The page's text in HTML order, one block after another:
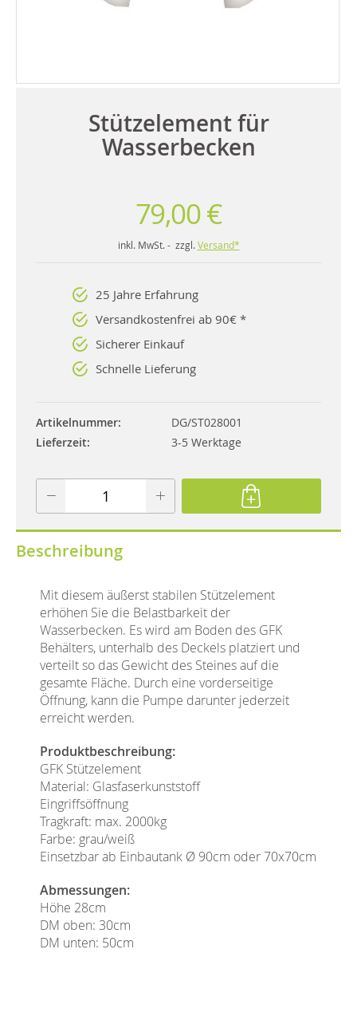
Stützelement für
Wasserbecken
79,00 €
inkl. MwSt. - zzgl. Versand*
25 Jahre Erfahrung
Versandkostenfrei ab 90€ *
Sicherer Einkauf
Schnelle Lieferung
Artikelnummer
DG/ST028001
Lieferzeit
3-5 Werktage
Beschreibung
Mit diesem äußerst stabilen Stützelement
erhöhen Sie die Belastbarkeit der
Wasserbecken. Es wird am Boden des GFK
Behälters, unterhalb des Deckels platziert und
verteilt so das Gewicht des Steines auf die
gesamte Fläche. Durch eine vorderseitige
Öffnung, kann die Pumpe darunter jederzeit
erreicht werden.
Produktbeschreibung:
GFK Stützelement
Material: Glasfaserkunststoff
Eingriffsöffnung
Tragkraft: max. 2000kg
Farbe: grau/weiß
Einsetzbar ab Einbautank Ø 90cm oder 70x70cm
Abmessungen:
Höhe 28cm
DM oben: 30cm
DM unten: 50cm